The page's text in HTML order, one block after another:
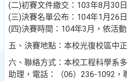
(二)初賽文件繳交：103年8月30
(三)決賽名單公布：104年1月26日
(四)決賽時間：104年3月，依活
五、決賽地點：本校光復校區中
六、聯絡方式：本校工程科學系
助理，電話：（06）236-1092，